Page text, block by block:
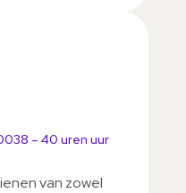
38 – 40 uren uur
van zowel